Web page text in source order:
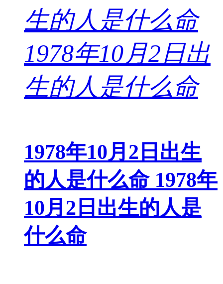
1978年10月2日出生
的人是什么命 1978年
10月2日出生的人是
什么命